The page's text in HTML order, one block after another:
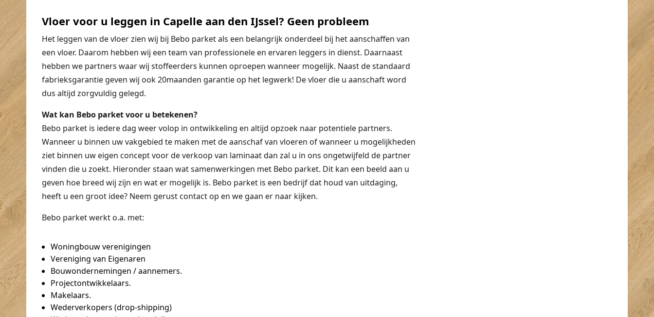
Vloer voor u leggen in Capelle aan den IJssel? Geen probleem
Het leggen van de vloer zien wij bij Bebo parket als een belangrijk onderdeel bij het aanschaffen van
een vloer. Daarom hebben wij een team van professionele en ervaren leggers in dienst. Daarnaast
hebben we partners waar wij stoffeerders kunnen oproepen wanneer mogelijk. Naast de standaard
fabrieksgarantie geven wij ook 20maanden garantie op het legwerk! De vloer die u aanschaft word
dus altijd zorgvuldig gelegd.
Wat kan Bebo parket voor u betekenen?
Bebo parket is iedere dag weer volop in ontwikkeling en altijd opzoek naar potentiele partners.
Wanneer u binnen uw vakgebied te maken met de aanschaf van vloeren of wanneer u mogelijkheden
ziet binnen uw eigen concept voor de verkoop van laminaat dan zal u in ons ongetwijfeld de partner
vinden die u zoekt. Hieronder staan wat samenwerkingen met Bebo parket. Dit kan een beeld aan u
geven hoe breed wij zijn en wat er mogelijk is. Bebo parket is een bedrijf dat houd van uitdaging,
heeft u een groot idee? Neem gerust contact op en we gaan er naar kijken.
Bebo parket werkt o.a. met:
Woningbouw verenigingen
Vereniging van Eigenaren
Bouwondernemingen / aannemers.
Projectontwikkelaars.
Makelaars.
Wederverkopers (drop-shipping)